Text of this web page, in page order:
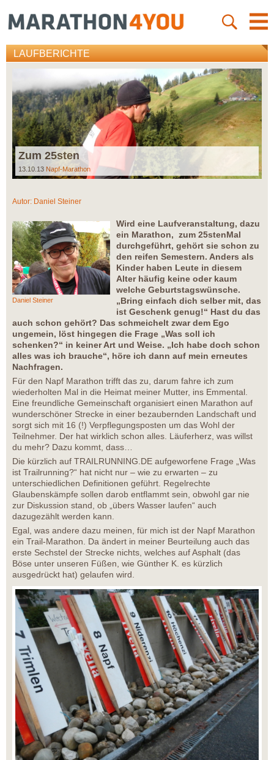
LAUFBERICHTE
Zum 25sten
13.10.13 Napf-Marathon
Autor: Daniel Steiner
Daniel Steiner
Wird eine Laufveranstaltung, dazu
ein Marathon, zum 25stenMal
durchgeführt, gehört sie schon zu
den reifen Semestern. Anders als
Kinder haben Leute in diesem
Alter häufig keine oder kaum
welche Geburtstagswünsche.
„Bring einfach dich selber mit, das
ist Geschenk genug!“ Hast du das
auch schon gehört? Das schmeichelt zwar dem Ego
ungemein, löst hingegen die Frage „Was soll ich
schenken?“ in keiner Art und Weise. „Ich habe doch schon
alles was ich brauche“, höre ich dann auf mein erneutes
Nachfragen.
Für den Napf Marathon trifft das zu, darum fahre ich zum
wiederholten Mal in die Heimat meiner Mutter, ins Emmental.
Eine freundliche Gemeinschaft organisiert einen Marathon auf
wunderschöner Strecke in einer bezaubernden Landschaft und
sorgt sich mit 16 (!) Verpflegungsposten um das Wohl der
Teilnehmer. Der hat wirklich schon alles. Läuferherz, was willst
du mehr? Dazu kommt, dass…
Die kürzlich auf TRAILRUNNING.DE aufgeworfene Frage „Was
ist Trailrunning?“ hat nicht nur – wie zu erwarten – zu
unterschiedlichen Definitionen geführt. Regelrechte
Glaubenskämpfe sollen darob entflammt sein, obwohl gar nie
zur Diskussion stand, ob „übers Wasser laufen“ auch
dazugezählt werden kann.
Egal, was andere dazu meinen, für mich ist der Napf Marathon
ein Trail-Marathon. Da ändert in meiner Beurteilung auch das
erste Sechstel der Strecke nichts, welches auf Asphalt (das
Böse unter unseren Füßen, wie Günther K. es kürzlich
ausgedrückt hat) gelaufen wird.